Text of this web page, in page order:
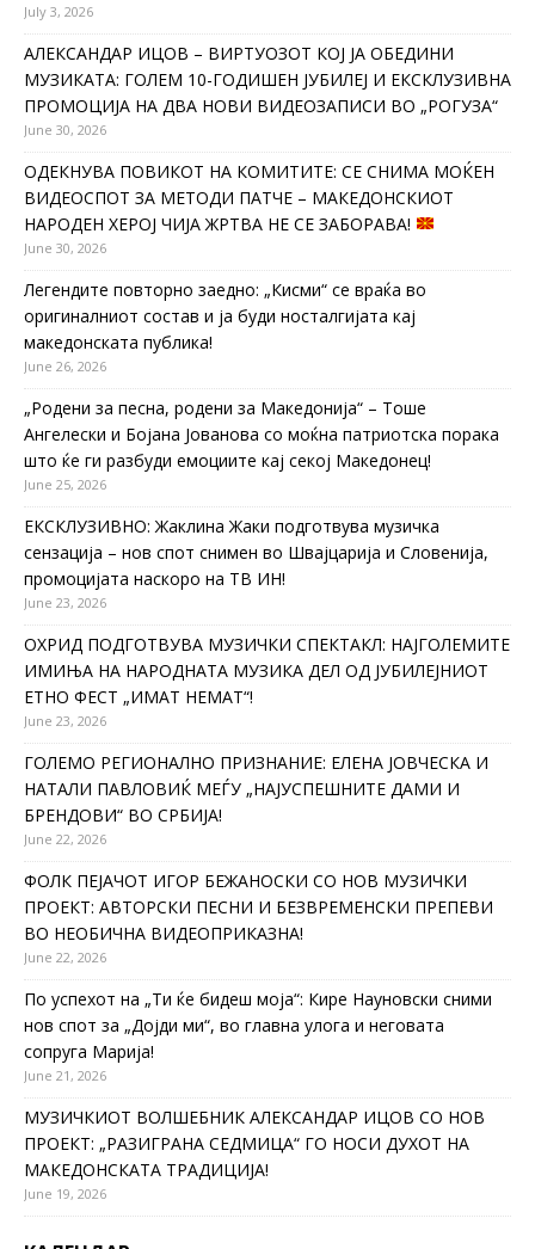
July 3, 2026
АЛЕКСАНДАР ИЦОВ – ВИРТУОЗОТ КОЈ ЈА ОБЕДИНИ
МУЗИКАТА: ГОЛЕМ 10-ГОДИШЕН ЈУБИЛЕЈ И ЕКСКЛУЗИВНА
ПРОМОЦИЈА НА ДВА НОВИ ВИДЕОЗАПИСИ ВО „РОГУЗА“
June 30, 2026
ОДЕКНУВА ПОВИКОТ НА КОМИТИТЕ: СЕ СНИМА МОЌЕН
ВИДЕОСПОТ ЗА МЕТОДИ ПАТЧЕ – МАКЕДОНСКИОТ
НАРОДЕН ХЕРОЈ ЧИЈА ЖРТВА НЕ СЕ ЗАБОРАВА!
June 30, 2026
Легендите повторно заедно: „Кисми“ се враќа во
оригиналниот состав и ја буди носталгијата кај
македонската публика!
June 26, 2026
„Родени за песна, родени за Македонија“ – Тоше
Ангелески и Бојана Јованова со моќна патриотска порака
што ќе ги разбуди емоциите кај секој Македонец!
June 25, 2026
ЕКСКЛУЗИВНО: Жаклина Жаки подготвува музичка
сензација – нов спот снимен во Швајцарија и Словенија,
промоцијата наскоро на ТВ ИН!
June 23, 2026
ОХРИД ПОДГОТВУВА МУЗИЧКИ СПЕКТАКЛ: НАЈГОЛЕМИТЕ
ИМИЊА НА НАРОДНАТА МУЗИКА ДЕЛ ОД ЈУБИЛЕЈНИОТ
ЕТНО ФЕСТ „ИМАТ НЕМАТ“!
June 23, 2026
ГОЛЕМО РЕГИОНАЛНО ПРИЗНАНИЕ: ЕЛЕНА ЈОВЧЕСКА И
НАТАЛИ ПАВЛОВИЌ МЕЃУ „НАЈУСПЕШНИТЕ ДАМИ И
БРЕНДОВИ“ ВО СРБИЈА!
June 22, 2026
ФОЛК ПЕЈАЧОТ ИГОР БЕЖАНОСКИ СО НОВ МУЗИЧКИ
ПРОЕКТ: АВТОРСКИ ПЕСНИ И БЕЗВРЕМЕНСКИ ПРЕПЕВИ
ВО НЕОБИЧНА ВИДЕОПРИКАЗНА!
June 22, 2026
По успехот на „Ти ќе бидеш моја“: Кире Науновски сними
нов спот за „Дојди ми“, во главна улога и неговата
сопруга Марија!
June 21, 2026
МУЗИЧКИОТ ВОЛШЕБНИК АЛЕКСАНДАР ИЦОВ СО НОВ
ПРОЕКТ: „РАЗИГРАНА СЕДМИЦА“ ГО НОСИ ДУХОТ НА
МАКЕДОНСКАТА ТРАДИЦИЈА!
June 19, 2026